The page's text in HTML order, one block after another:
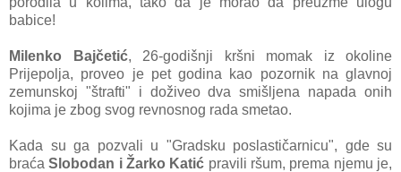
babice!
Milenko Bajčetić, 26-godišnji kršni momak iz okoline
Prijepolja, proveo je pet godina kao pozornik na glavnoj
zemunskoj "štrafti" i doživeo dva smišljena napada onih
kojima je zbog svog revnosnog rada smetao.
Kada su ga pozvali u "Gradsku poslastičarnicu", gde su
braćaSlobodan i Žarko Katić pravili ršum, prema njemu je,